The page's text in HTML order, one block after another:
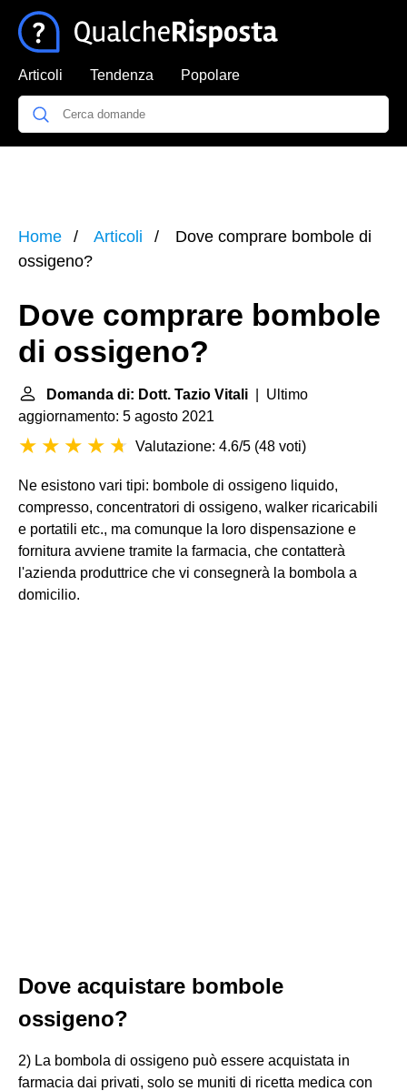
Articoli Tendenza Popolare
Home Articoli
Dove comprare bombole di
ossigeno?
Dove comprare bombole
di ossigeno?
Domanda di: Dott. Tazio Vitali | Ultimo
aggiornamento: 5 agosto 2021
Valutazione: 4.6/5 (48 voti)
Ne esistono vari tipi: bombole di ossigeno liquido,
compresso, concentratori di ossigeno, walker ricaricabili
e portatili etc., ma comunque la loro dispensazione e
fornitura avviene tramite la farmacia, che contatterà
l'azienda produttrice che vi consegnerà la bombola a
domicilio.
Dove acquistare bombole
ossigeno?
2) La bombola di ossigeno può essere acquistata in
farmacia dai privati, solo se muniti di ricetta medica con